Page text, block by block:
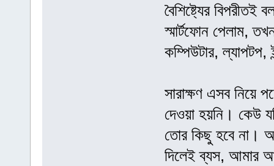
বৈশিষ্ট্যের
স্মার্টফোন পেলাম,
কম্পিউটার, ল্যাপটপ,
সারাক্ষণ এসব নিয়ে
দেওয়া হয়নি। কেউ
তোর কিছু হবে না।
দিলেই ব্যস, আমার